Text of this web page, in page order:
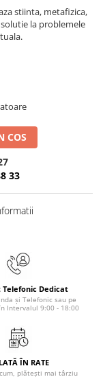
stiinta, metafizica,
la problemele
COS
33
Telefonic Dedicat
și Telefonic sau pe
Intervalul 9:00 - 18:00
ÎN RATE
plătești mai târziu